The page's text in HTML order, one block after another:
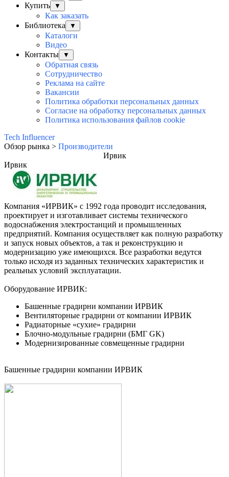
Купить ▼
Как заказать
Библиотека
▼
Каталоги
Видео
Контакты
▼
Обратная связь
Сотрудничество
Реклама на сайте
Вакансии
Политика обработки персональных данных
Согласие на обработку персональных данных
Политика использования файлов cookie
Tech Influencer
Обзор рынка > Производители
Ирвик
Ирвик
Компания «ИРВИК» с 1992 года проводит исследования,
проектирует и изготавливает системы технического
водоснабжения электростанций и промышленных
предприятий. Компания осуществляет как полную разработку
и запуск новых объектов, а так и реконструкцию и
модернизацию уже имеющихся. Все разработки ведутся
только исходя из заданных технических характеристик и
реальных условий эксплуатации.
Оборудование ИРВИК:
Башенные градирни компании ИРВИК
Вентиляторные градирни от компании ИРВИК
Радиаторные «сухие» градирни
Блочно-модульные градирни (БМГ GK)
Модернизированные совмещенные градирни
Башенные градирни компании ИРВИК